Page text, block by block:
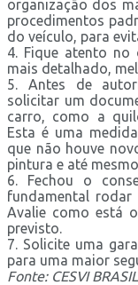
organização dos
procedimentos
do veículo, para
4. Fique atento no
mais detalhado,
5. Antes de
solicitar um
carro, como a
Esta é uma
que não houve
pintura e até
6. Fechou o
fundamental
Avalie como está
previsto.
7. Solicite uma
para uma maior
Fonte: CESVI BRASIL